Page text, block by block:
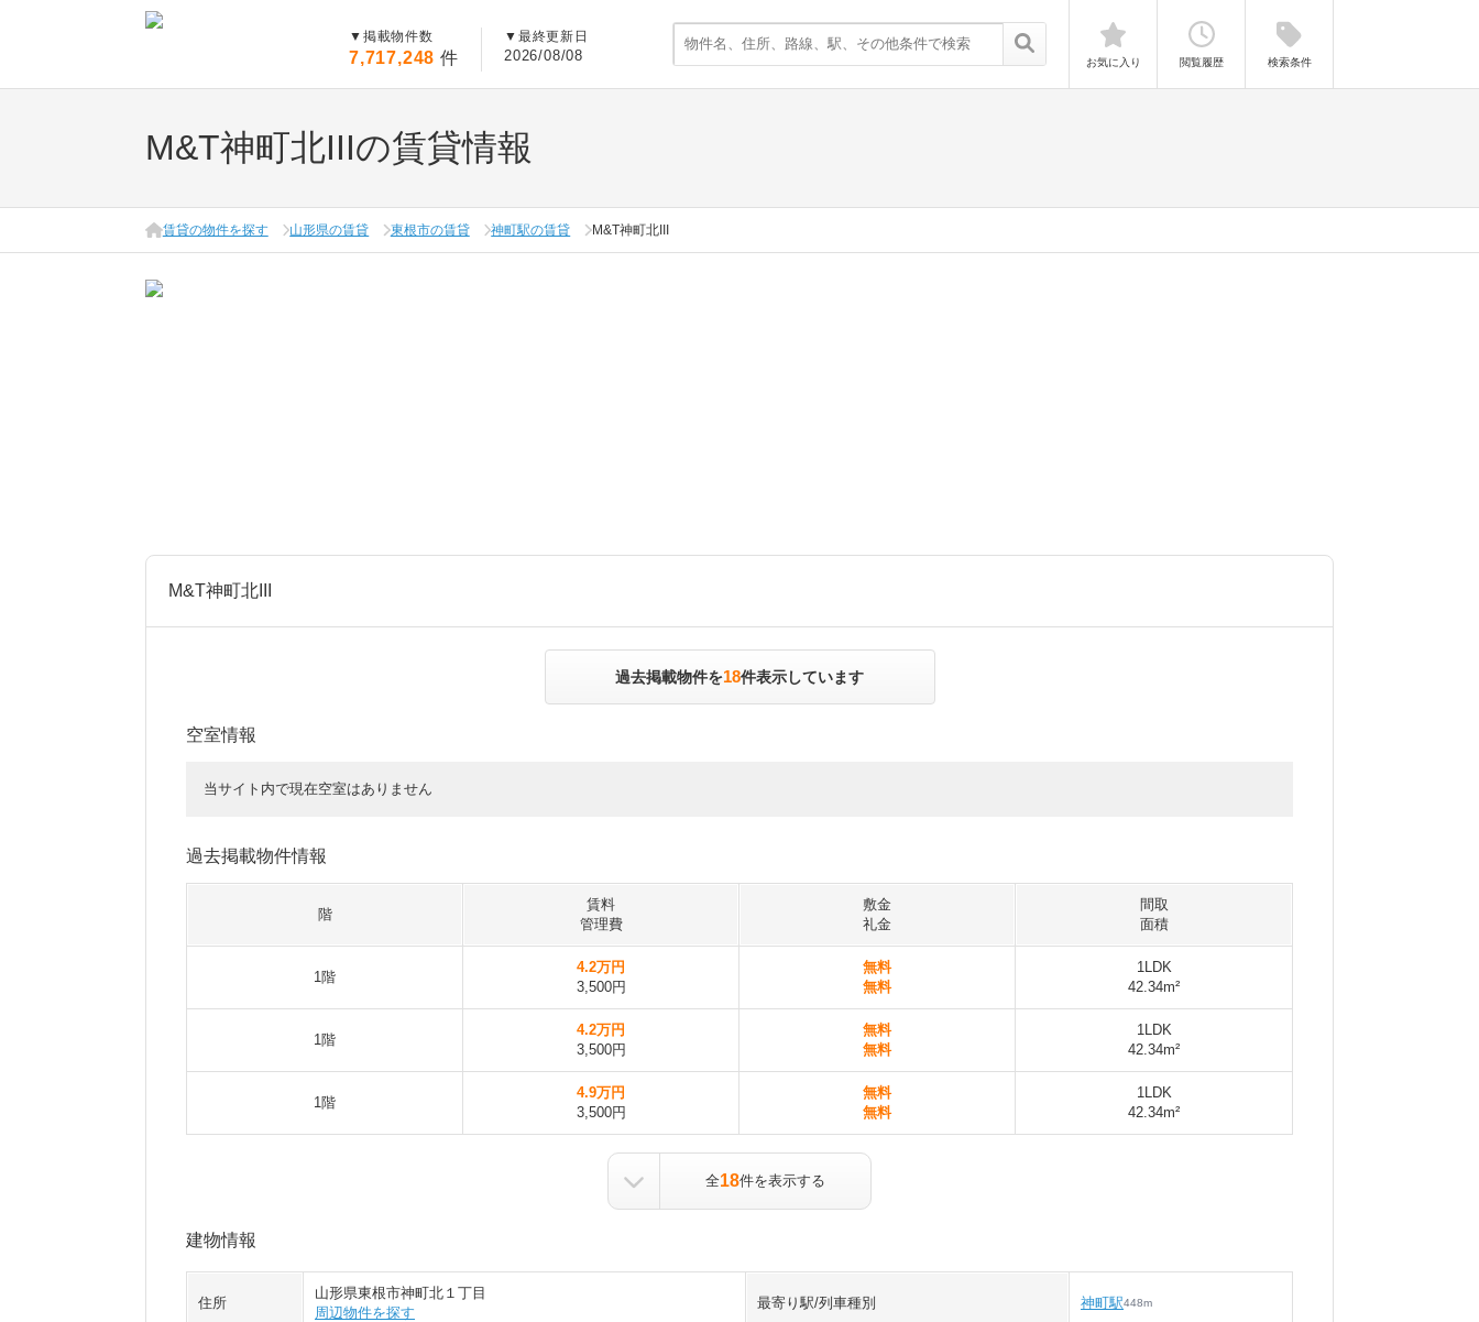
▼ 掲載物件数
7,717,248 件
▼ 最終更新日
2026/08/08 お気に入り 閲覧履歴 検索条件
M&T神町北IIIの賃貸情報
賃貸の物件を探す 山形県の賃貸 東根市の賃貸 神町駅の賃貸 M&T神町北III
M&T神町北III
過去掲載物件を18件表示しています
空室情報
当サイト内で現在空室はありません
過去掲載物件情報
階
賃料
管理費
敷金
礼金
間取
面積
1階
4.2万円
3,500円
無料
無料
1LDK
42.34m²
1階
4.2万円
3,500円
無料
無料
1LDK
42.34m²
1階
4.9万円
3,500円
無料
無料
1LDK
42.34m²
全18件を表示する
建物情報
住所
山形県東根市神町北１丁目
周辺物件を探す
最寄り駅/列車種別 神町駅448m